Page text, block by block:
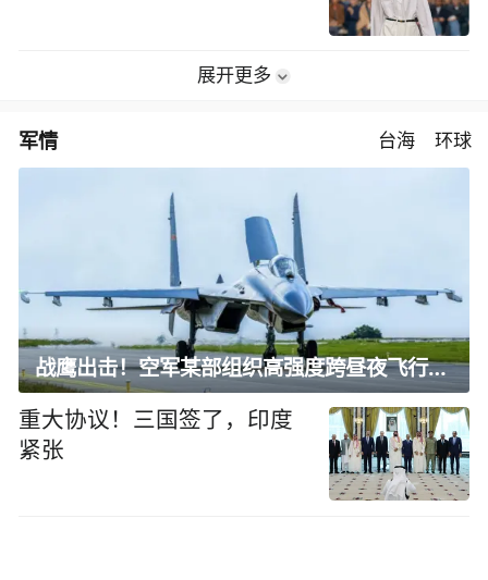
展开更多
军情 台海 环球
战鹰出击！空军某部组织高强度跨昼夜飞行训练
重大协议！三国签了，印度
紧张